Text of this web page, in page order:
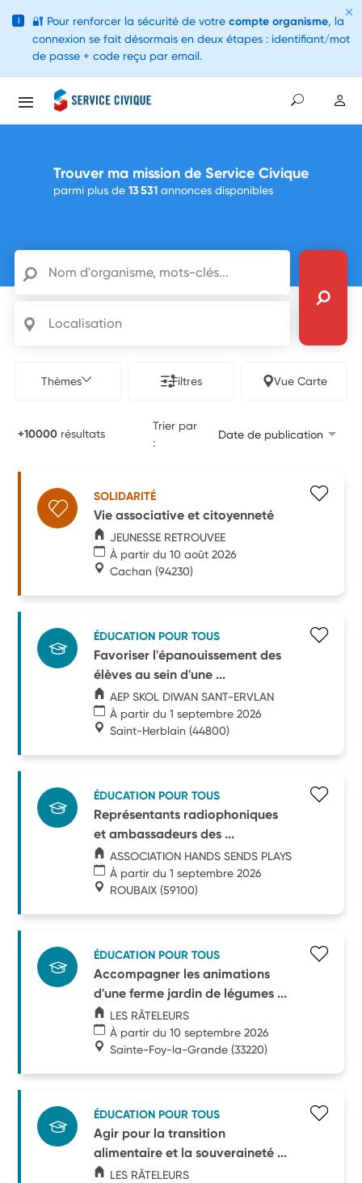
Trouver ma mission de Service Civique
parmi plus de 13 531 annonces disponibles
Nom d'organisme, mots-clés...
Thèmes Filtres Vue Carte
+10000 résultats
Trier par
:
Date de publication
SOLIDARITÉ
Vie associative et citoyenneté
JEUNESSE RETROUVEE
À partir du 10 août 2026
Cachan (94230)
ÉDUCATION POUR TOUS
Favoriser l'épanouissement des
élèves au sein d'une ...
AEP SKOL DIWAN SANT-ERVLAN
À partir du 1 septembre 2026
Saint-Herblain (44800)
ÉDUCATION POUR TOUS
Représentants radiophoniques
et ambassadeurs des ...
ASSOCIATION HANDS SENDS PLAYS
À partir du 1 septembre 2026
ROUBAIX (59100)
ÉDUCATION POUR TOUS
Accompagner les animations
d'une ferme jardin de légumes ...
LES RÂTELEURS
À partir du 10 septembre 2026
Sainte-Foy-la-Grande (33220)
ÉDUCATION POUR TOUS
Agir pour la transition
alimentaire et la souveraineté ...
LES RÂTELEURS
i 🔐 Pour renforcer la sécurité de votre compte organisme, la
connexion se fait désormais en deux étapes : identifiant/mot
de passe + code reçu par email.